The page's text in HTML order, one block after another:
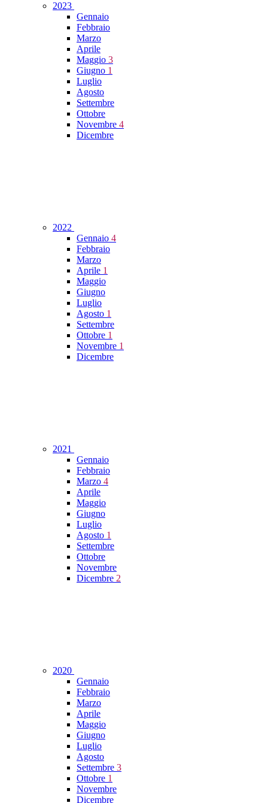
2023
Gennaio
Febbraio
Marzo
Aprile
Maggio 3
Giugno 1
Luglio
Agosto
Settembre
Ottobre
Novembre 4
Dicembre
2022
Gennaio 4
Febbraio
Marzo
Aprile 1
Maggio
Giugno
Luglio
Agosto 1
Settembre
Ottobre 1
Novembre 1
Dicembre
2021
Gennaio
Febbraio
Marzo 4
Aprile
Maggio
Giugno
Luglio
Agosto 1
Settembre
Ottobre
Novembre
Dicembre 2
2020
Gennaio
Febbraio
Marzo
Aprile
Maggio
Giugno
Luglio
Agosto
Settembre 3
Ottobre 1
Novembre
Dicembre